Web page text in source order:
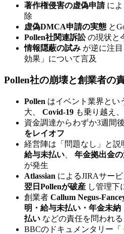
著作権侵害の虚偽申請によ
除
虚偽DMCA申請の実態 と
Pollen社関連訴訟の現状と
情報隠蔽の試み が逆に注
効果」について言及
Pollen社の崩壊と創業者の
Pollen はイベント業界とい
大、 Covid-19 も乗り越え、
資金調達からわずか3週間
をレイオフ
経営陣は「問題なし」と説
給与未払い
年金拠出金
が発生
Atlassian によるJIRAサービ
翌日Pollenが破産 し管理下
創業者 Callum Negus-
明・給与未払い・年金未
払い などの責任を問われる
BBCのドキュメンタリー「